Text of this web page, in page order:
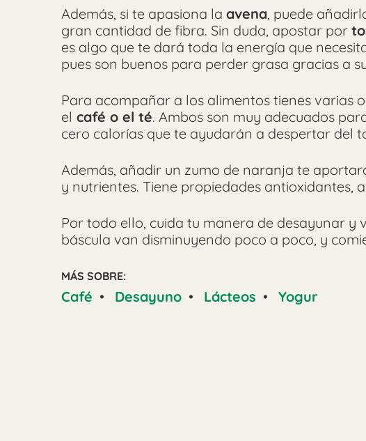
Además, si te apasiona la avena, puede
gran cantidad de fibra. Sin duda, apostar por
es algo que te dará toda la energía que
pues son buenos para perder grasa gracias a
Para acompañar a los alimentos tienes varias
el café o el té. Ambos son muy adecuados
cero calorías que te ayudarán a despertar del
Además, añadir un zumo de naranja te
y nutrientes. Tiene propiedades antioxidantes,
Por todo ello, cuida tu manera de desayunar y
báscula van disminuyendo poco a poco, y
MÁS SOBRE:
Café • Desayuno • Lácteos • Yogur